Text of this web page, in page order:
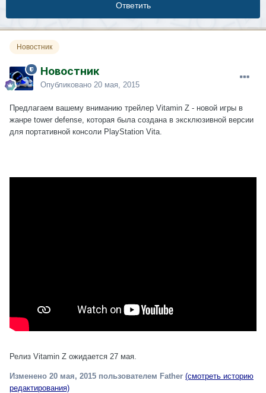
Ответить
Новостник
Новостник
Опубликовано 20 мая, 2015
Предлагаем вашему вниманию трейлер Vitamin Z - новой игры в
жанре tower defense, которая была создана в эксклюзивной версии
для портативной консоли PlayStation Vita.
Релиз Vitamin Z ожидается 27 мая.
Изменено 20 мая, 2015 пользователем Father (смотреть историю
редактирования)